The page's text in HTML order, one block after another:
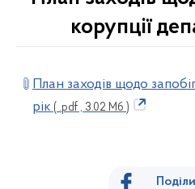
корупції
План заходів щодо
рік ( .pdf , 3.02 Мб )